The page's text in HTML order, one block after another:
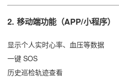
2. 移动端功能（APP/小程序）
显示个人实时心率、血压等数据
一键 SOS
历史巡检轨迹查看